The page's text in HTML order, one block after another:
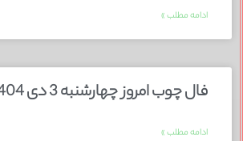
ادامه مطلب »
فال چوب امروز چهارشنبه 3 دی 1404
ادامه مطلب »